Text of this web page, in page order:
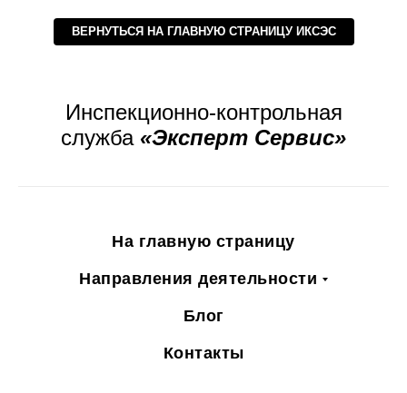
ВЕРНУТЬСЯ НА ГЛАВНУЮ СТРАНИЦУ ИКСЭС
Инспекционно-контрольная
служба «Эксперт Сервис»
На главную страницу
Направления деятельности
Блог
Контакты